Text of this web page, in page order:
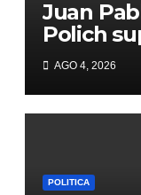
Juan
Polich
hídrica
de
AGO 4, 2026
POLITICA